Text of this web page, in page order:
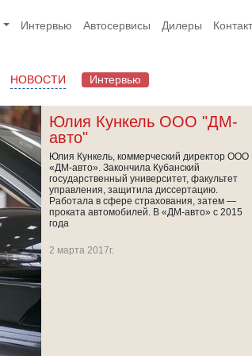
Интервью Автосервисы Дилеры
НОВОСТИ Интервью
Юлия Кункель ООО "ДМ-
авто"
Юлия Кункель, коммерческий директор ООО
«ДМ-авто». Закончила Кубанский
государственный университет, факультет
управления, защитила диссертацию.
Работала в сфере страхования, затем —
проката автомобилей. В «ДМ-авто» с 2015
года
2 марта 2017г.